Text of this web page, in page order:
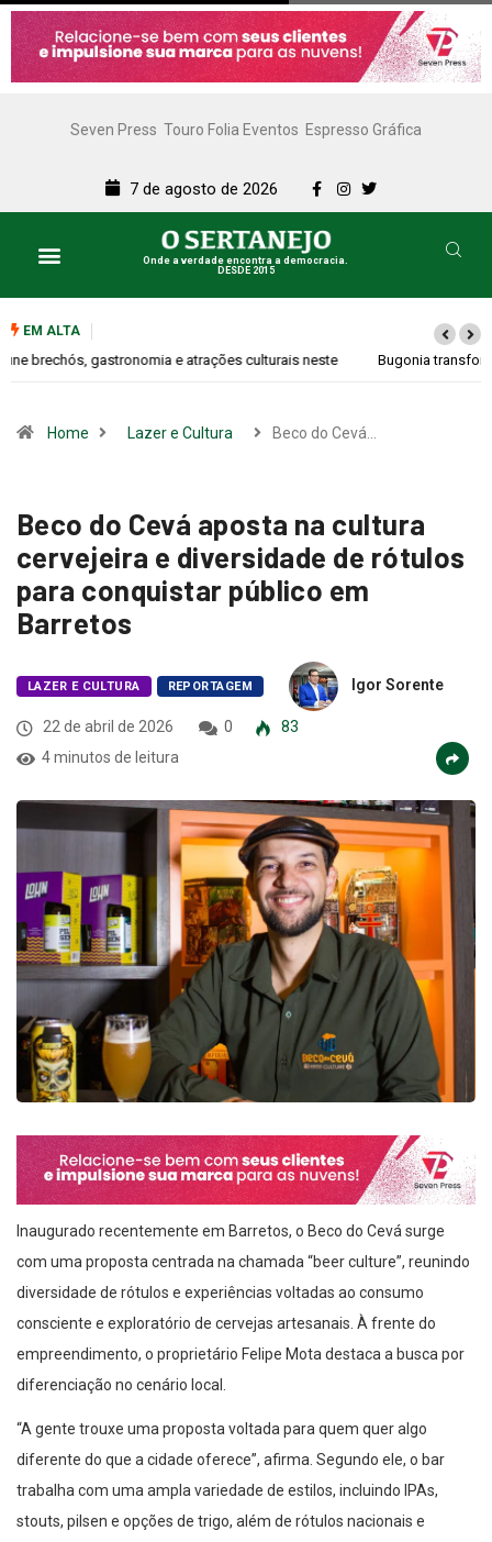
Seven Press Touro Folia Eventos Espresso Gráfica
7 de agosto de 2026
Onde a verdade encontra a democracia.
DESDE 2015
EM ALTA
Bugonia transforma paranoia e conspiração em um suspense imprevisível
Home Lazer e Cultura Beco do Cevá…
Beco do Cevá aposta na cultura
cervejeira e diversidade de rótulos
para conquistar público em
Barretos
LAZER E CULTURA REPORTAGEM Igor Sorente
22 de abril de 2026 0
83
4 minutos de leitura
Inaugurado recentemente em Barretos, o Beco do Cevá surge
com uma proposta centrada na chamada “beer culture”, reunindo
diversidade de rótulos e experiências voltadas ao consumo
consciente e exploratório de cervejas artesanais. À frente do
empreendimento, o proprietário Felipe Mota destaca a busca por
diferenciação no cenário local.
“A gente trouxe uma proposta voltada para quem quer algo
diferente do que a cidade oferece”, afirma. Segundo ele, o bar
trabalha com uma ampla variedade de estilos, incluindo IPAs,
stouts, pilsen e opções de trigo, além de rótulos nacionais e